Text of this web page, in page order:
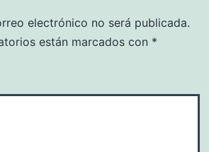
electrónico no será publicada.
están marcados con *